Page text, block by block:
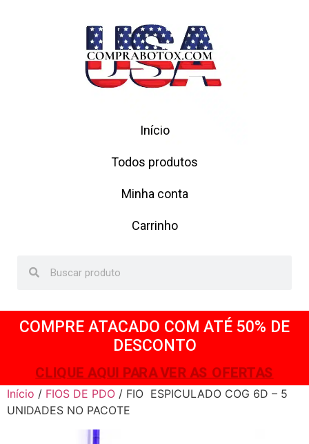
Início
Todos produtos
Minha conta
Carrinho
COMPRE ATACADO COM ATÉ 50% DE
DESCONTO
CLIQUE AQUI PARA VER AS OFERTAS
Início / FIOS DE PDO / FIO ESPICULADO COG 6D – 5
UNIDADES NO PACOTE